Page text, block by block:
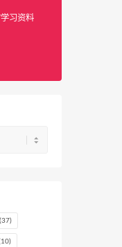
习资料
(37)